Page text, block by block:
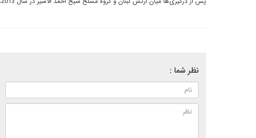
نظر شما :